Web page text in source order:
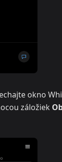
okno
záložiek